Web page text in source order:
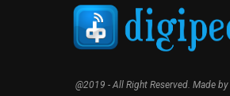
@2019 - All Right Reserved. Made by